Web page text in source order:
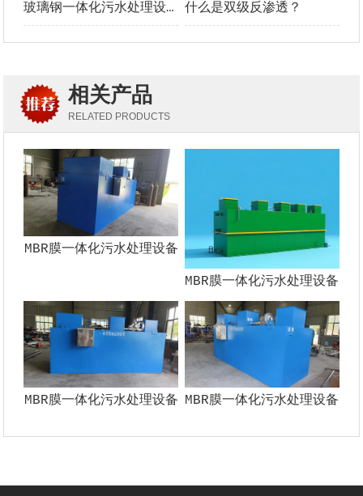
玻璃钢一体化污水处理设备工艺流程 什么是双级反渗透？
相关产品
RELATED PRODUCTS
MBR膜一体化污水处理设备
MBR膜一体化污水处理设备
MBR膜一体化污水处理设备 MBR膜一体化污水处理设备